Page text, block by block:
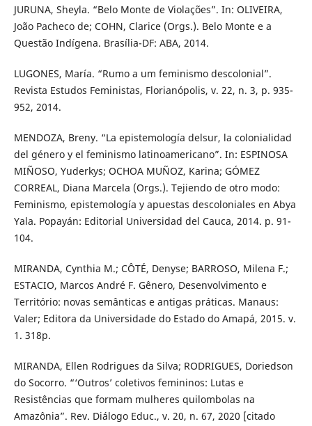
JURUNA, Sheyla. “Belo Monte de Violações”. In: OLIVEIRA,
João Pacheco de; COHN, Clarice (Orgs.). Belo Monte e a
Questão Indígena. Brasília-DF: ABA, 2014.
LUGONES, María. “Rumo a um feminismo descolonial”.
Revista Estudos Feministas, Florianópolis, v. 22, n. 3, p. 935-
952, 2014.
MENDOZA, Breny. “La epistemología delsur, la colonialidad
del género y el feminismo latinoamericano”. In: ESPINOSA
MIÑOSO, Yuderkys; OCHOA MUÑOZ, Karina; GÓMEZ
CORREAL, Diana Marcela (Orgs.). Tejiendo de otro modo:
Feminismo, epistemología y apuestas descoloniales en Abya
Yala. Popayán: Editorial Universidad del Cauca, 2014. p. 91-
104.
MIRANDA, Cynthia M.; CÔTÉ, Denyse; BARROSO, Milena F.;
ESTACIO, Marcos André F. Gênero, Desenvolvimento e
Território: novas semânticas e antigas práticas. Manaus:
Valer; Editora da Universidade do Estado do Amapá, 2015. v.
1. 318p.
MIRANDA, Ellen Rodrigues da Silva; RODRIGUES, Doriedson
do Socorro. “‘Outros’ coletivos femininos: Lutas e
Resistências que formam mulheres quilombolas na
Amazônia”. Rev. Diálogo Educ., v. 20, n. 67, 2020 [citado